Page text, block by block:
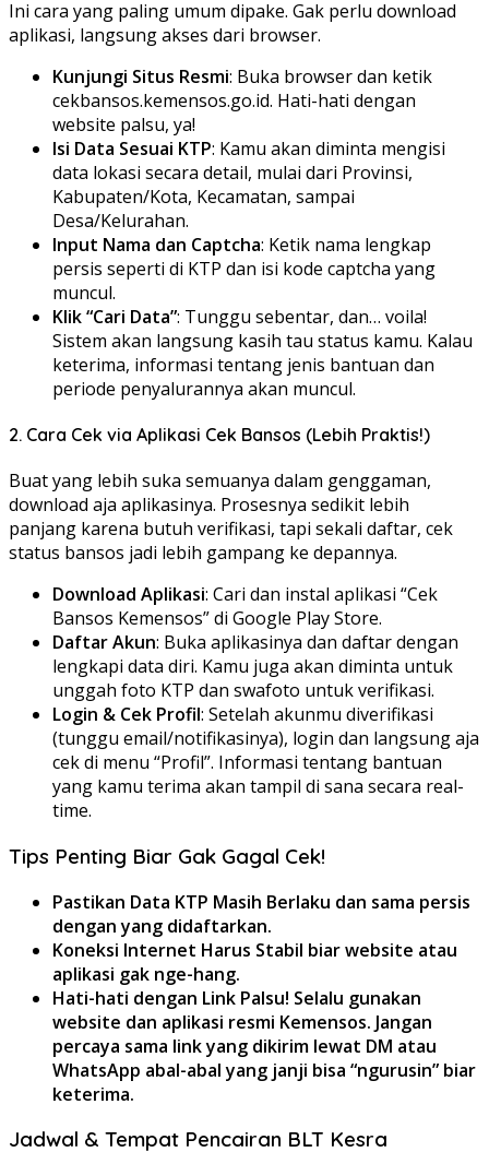
Ini cara yang paling umum dipake. Gak perlu download
aplikasi, langsung akses dari browser.
Kunjungi Situs Resmi: Buka browser dan ketik
cekbansos.kemensos.go.id. Hati-hati dengan
website palsu, ya!
Isi Data Sesuai KTP: Kamu akan diminta mengisi
data lokasi secara detail, mulai dari Provinsi,
Kabupaten/Kota, Kecamatan, sampai
Desa/Kelurahan.
Input Nama dan Captcha: Ketik nama lengkap
persis seperti di KTP dan isi kode captcha yang
muncul.
Klik “Cari Data”: Tunggu sebentar, dan… voila!
Sistem akan langsung kasih tau status kamu. Kalau
keterima, informasi tentang jenis bantuan dan
periode penyalurannya akan muncul.
2. Cara Cek via Aplikasi Cek Bansos (Lebih Praktis!)
Buat yang lebih suka semuanya dalam genggaman,
download aja aplikasinya. Prosesnya sedikit lebih
panjang karena butuh verifikasi, tapi sekali daftar, cek
status bansos jadi lebih gampang ke depannya.
Download Aplikasi: Cari dan instal aplikasi “Cek
Bansos Kemensos” di Google Play Store.
Daftar Akun: Buka aplikasinya dan daftar dengan
lengkapi data diri. Kamu juga akan diminta untuk
unggah foto KTP dan swafoto untuk verifikasi.
Login & Cek Profil: Setelah akunmu diverifikasi
(tunggu email/notifikasinya), login dan langsung aja
cek di menu “Profil”. Informasi tentang bantuan
yang kamu terima akan tampil di sana secara real-
time.
Tips Penting Biar Gak Gagal Cek!
Pastikan Data KTP Masih Berlaku dan sama persis
dengan yang didaftarkan.
Koneksi Internet Harus Stabil biar website atau
aplikasi gak nge-hang.
Hati-hati dengan Link Palsu! Selalu gunakan
website dan aplikasi resmi Kemensos. Jangan
percaya sama link yang dikirim lewat DM atau
WhatsApp abal-abal yang janji bisa “ngurusin” biar
keterima.
Jadwal & Tempat Pencairan BLT Kesra